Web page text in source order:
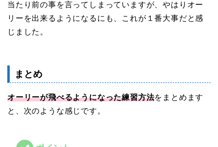
当たり前の事を言ってしまっていますが、やはりオー
リーを出来るようになるにも、これが１番大事だと感
じました。
まとめ
オーリーが飛べるようになった練習方法をまとめます
と、次のような感じです。